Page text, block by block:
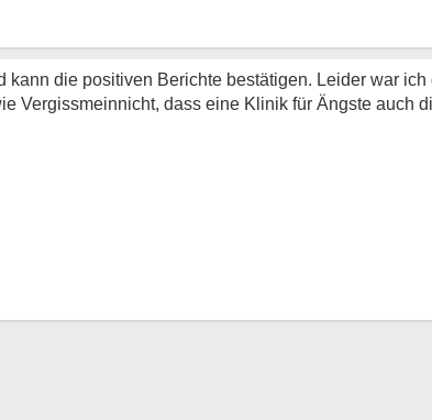
kann die positiven Berichte bestätigen. Leider war
Vergissmeinnicht, dass eine Klinik für Ängste auch